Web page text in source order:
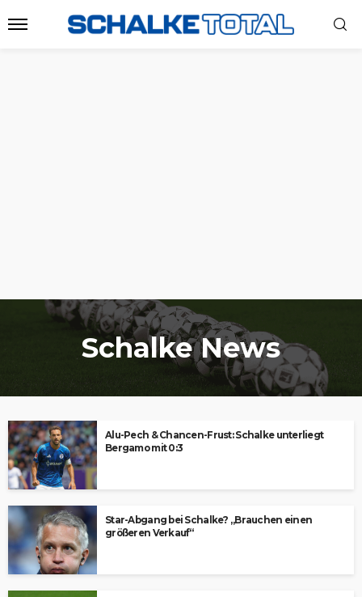
Schalke News
Alu-Pech & Chancen-Frust: Schalke unterliegt
Bergamo mit 0:3
Star-Abgang bei Schalke? „Brauchen einen
größeren Verkauf“